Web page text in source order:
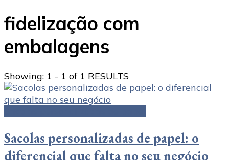
fidelização com
embalagens
Showing: 1 - 1 of 1 RESULTS
Sacolas personalizadas de papel: o
diferencial que falta no seu negócio